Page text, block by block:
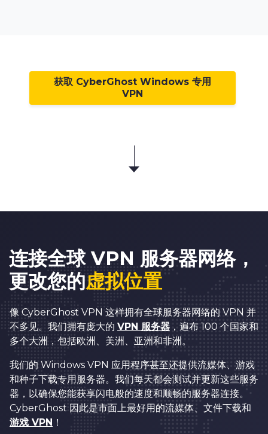
获取 CyberGhost Windows 专用
VPN
连接全球 VPN 服务器网络，
更改您的虚拟位置
像 CyberGhost VPN 这样拥有全球服务器网络的 VPN 并
不多见。我们拥有庞大的 VPN 服务器 ，遍布 100 个国家和
多个大洲，包括欧洲、美洲、亚洲和非洲。
我们的 Windows VPN 应用程序甚至还提供流媒体、游戏
和种子下载专用服务器。我们每天都会测试并更新这些服务
器，以确保您能获享闪电般的速度和顺畅的服务器连接。
CyberGhost 因此是市面上最好用的流媒体、文件下载和
游戏 VPN ！